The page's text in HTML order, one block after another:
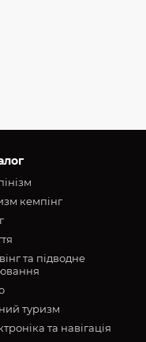
кемпінг
та підводне
туризм
та навігація